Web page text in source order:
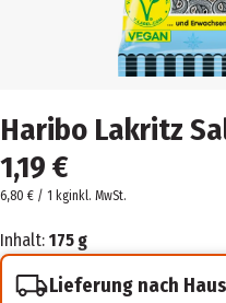
Haribo Lakritz
1,19 €
6,80 € / 1 kginkl. MwSt.
Inhalt: 175 g
Lieferung nach